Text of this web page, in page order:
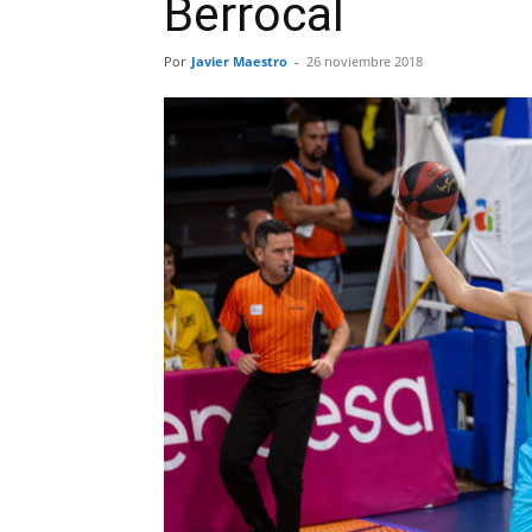
Berrocal
Por Javier Maestro - 26 noviembre 2018